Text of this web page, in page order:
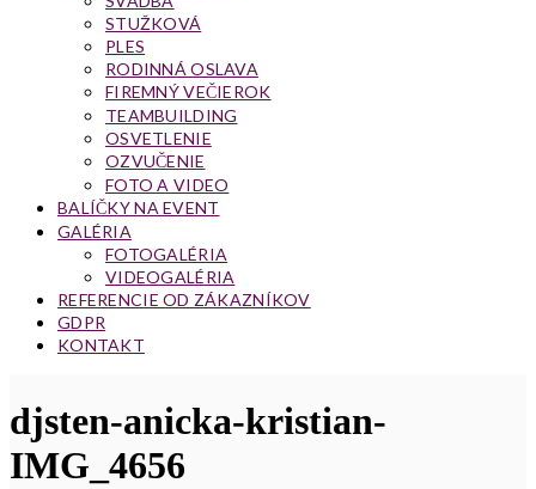
STUŽKOVÁ
PLES
RODINNÁ OSLAVA
FIREMNÝ VEČIEROK
TEAMBUILDING
OSVETLENIE
OZVUČENIE
FOTO A VIDEO
BALÍČKY NA EVENT
GALÉRIA
FOTOGALÉRIA
VIDEOGALÉRIA
REFERENCIE OD ZÁKAZNÍKOV
GDPR
KONTAKT
djsten-anicka-kristian-
IMG_4656